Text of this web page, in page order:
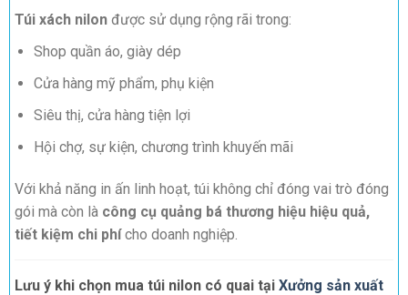
Túi xách nilon được sử dụng rộng rãi trong:
Shop quần áo, giày dép
Cửa hàng mỹ phẩm, phụ kiện
Siêu thị, cửa hàng tiện lợi
Hội chợ, sự kiện, chương trình khuyến mãi
Với khả năng in ấn linh hoạt, túi không chỉ đóng vai trò đóng
gói mà còn là công cụ quảng bá thương hiệu hiệu quả,
tiết kiệm chi phícho doanh nghiệp.
Lưu ý khi chọn mua túi nilon có quai tại Xưởng sản xuất